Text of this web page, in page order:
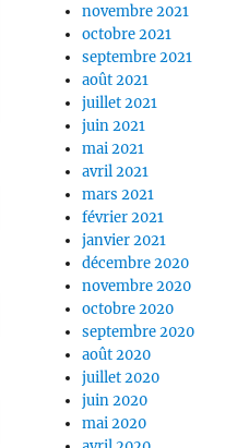
novembre 2021
octobre 2021
septembre 2021
août 2021
juillet 2021
juin 2021
mai 2021
avril 2021
mars 2021
février 2021
janvier 2021
décembre 2020
novembre 2020
octobre 2020
septembre 2020
août 2020
juillet 2020
juin 2020
mai 2020